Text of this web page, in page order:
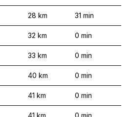
28 km 31 min
32 km 0 min
33 km 0 min
40 km 0 min
41 km 0 min
41 km 0 min